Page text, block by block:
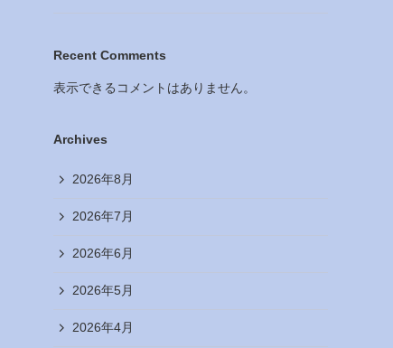
Recent Comments
表示できるコメントはありません。
Archives
2026年8月
2026年7月
2026年6月
2026年5月
2026年4月